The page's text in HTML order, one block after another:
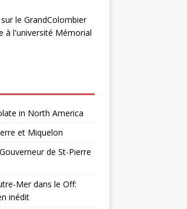
le GrandColombier
à l'université Mémorial
in North America
et Miquelon
de St-Pierre
Mer dans le Off:
inédit